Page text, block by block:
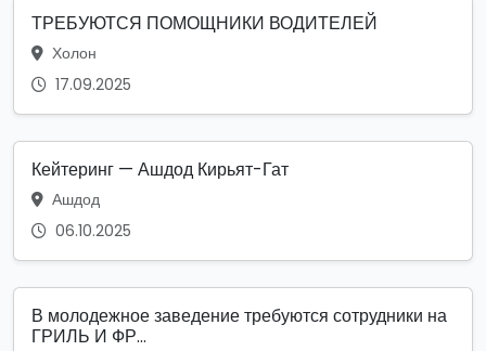
ТРЕБУЮТСЯ ПОМОЩНИКИ ВОДИТЕЛЕЙ
Холон
17.09.2025
Кейтеринг — Ашдод Кирьят-Гат
Ашдод
06.10.2025
В молодежное заведение требуются сотрудники на
ГРИЛЬ И ФР...